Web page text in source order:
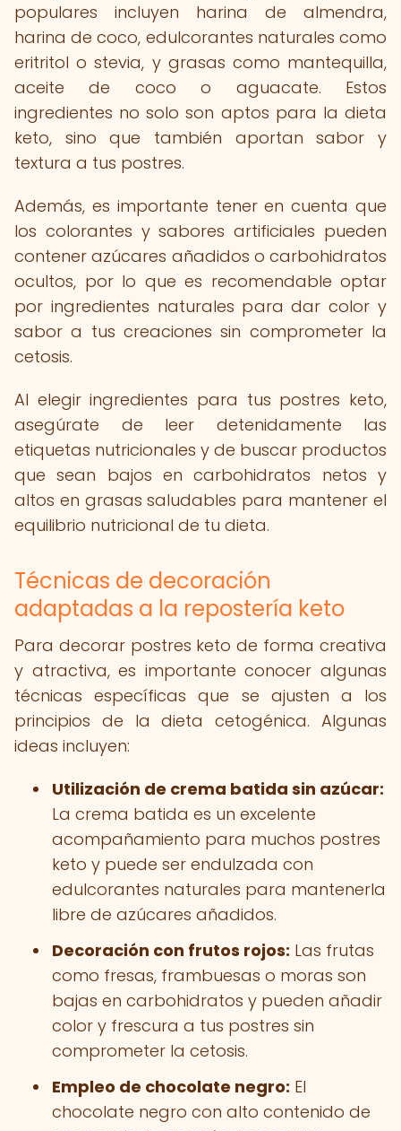
populares incluyen harina de almendra,
harina de coco, edulcorantes naturales como
eritritol o stevia, y grasas como mantequilla,
aceite de coco o aguacate. Estos
ingredientes no solo son aptos para la dieta
keto, sino que también aportan sabor y
textura a tus postres.
Además, es importante tener en cuenta que
los colorantes y sabores artificiales pueden
contener azúcares añadidos o carbohidratos
ocultos, por lo que es recomendable optar
por ingredientes naturales para dar color y
sabor a tus creaciones sin comprometer la
cetosis.
Al elegir ingredientes para tus postres keto,
asegúrate de leer detenidamente las
etiquetas nutricionales y de buscar productos
que sean bajos en carbohidratos netos y
altos en grasas saludables para mantener el
equilibrio nutricional de tu dieta.
Técnicas de decoración
adaptadas a la repostería keto
Para decorar postres keto de forma creativa
y atractiva, es importante conocer algunas
técnicas específicas que se ajusten a los
principios de la dieta cetogénica. Algunas
ideas incluyen:
Utilización de crema batida sin azúcar:
La crema batida es un excelente
acompañamiento para muchos postres
keto y puede ser endulzada con
edulcorantes naturales para mantenerla
libre de azúcares añadidos.
Decoración con frutos rojos: Las frutas
como fresas, frambuesas o moras son
bajas en carbohidratos y pueden añadir
color y frescura a tus postres sin
comprometer la cetosis.
Empleo de chocolate negro: El
chocolate negro con alto contenido de